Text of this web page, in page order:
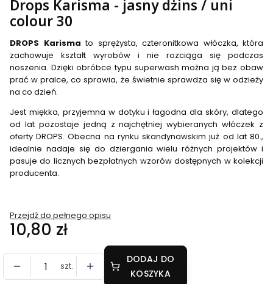
Drops Karisma - jasny dżins / uni
colour 30
DROPS Karisma to sprężysta, czteronitkowa włóczka, która
zachowuje kształt wyrobów i nie rozciąga się podczas
noszenia. Dzięki obróbce typu superwash można ją bez obaw
prać w pralce, co sprawia, że świetnie sprawdza się w odzieży
na co dzień.
Jest miękka, przyjemna w dotyku i łagodna dla skóry, dlatego
od lat pozostaje jedną z najchętniej wybieranych włóczek z
oferty DROPS. Obecna na rynku skandynawskim już od lat 80.,
idealnie nadaje się do dziergania wielu różnych projektów i
pasuje do licznych bezpłatnych wzorów dostępnych w kolekcji
producenta.
Przejdź do pełnego opisu
Cena
10,80 zł
szt.
DODAJ DO
KOSZYKA